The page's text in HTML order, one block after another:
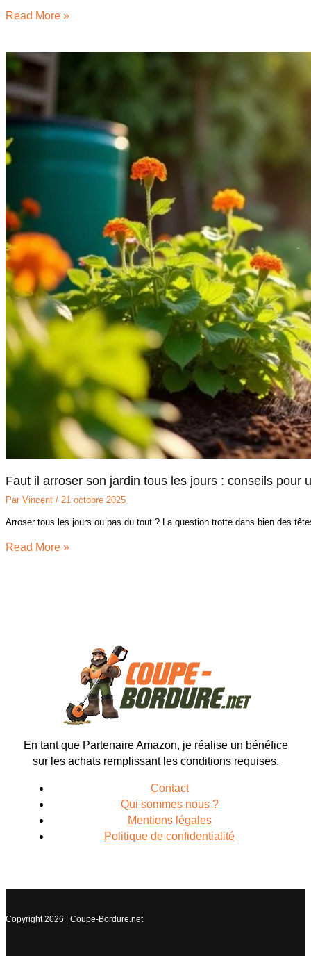
Read More »
Faut il arroser son jardin tous les jours : conseils pour
Par Vincent / 21 octobre 2025
Arroser tous les jours ou pas du tout ? La question trotte dans bien des
Read More »
En tant que Partenaire Amazon, je réalise un bénéfice
sur les achats remplissant les conditions requises.
Contact
Qui sommes nous ?
Mentions légales
Politique de confidentialité
Copyright 2026 | Coupe-Bordure.net